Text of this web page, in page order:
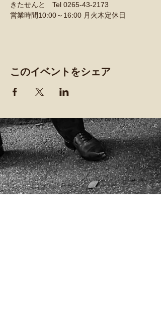
きたせんと　Tel 0265-43-2173
営業時間10:00～16:00 月火木定休日
このイベントをシェア